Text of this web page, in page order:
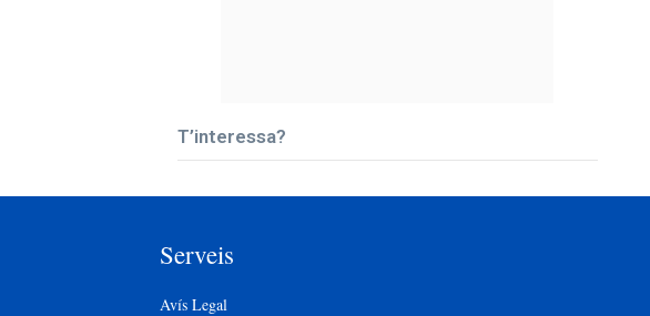
T’interessa?
Serveis
Avís Legal